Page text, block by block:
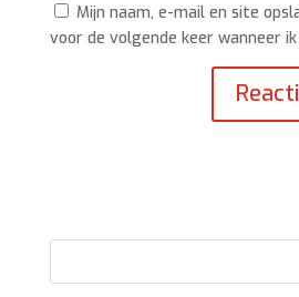
Mijn naam, e-mail en site
voor de volgende keer wanneer